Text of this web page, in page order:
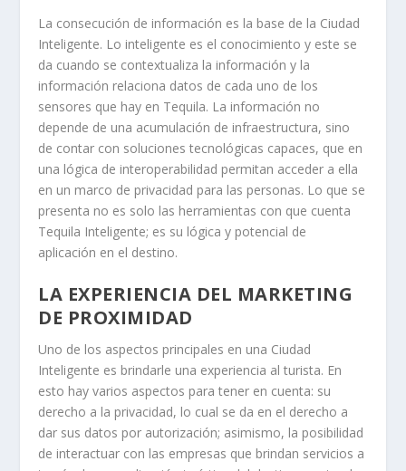
La consecución de información es la base de la Ciudad
Inteligente. Lo inteligente es el conocimiento y este se
da cuando se contextualiza la información y la
información relaciona datos de cada uno de los
sensores que hay en Tequila. La información no
depende de una acumulación de infraestructura, sino
de contar con soluciones tecnológicas capaces, que en
una lógica de interoperabilidad permitan acceder a ella
en un marco de privacidad para las personas. Lo que se
presenta no es solo las herramientas con que cuenta
Tequila Inteligente; es su lógica y potencial de
aplicación en el destino.
LA EXPERIENCIA DEL MARKETING
DE PROXIMIDAD
Uno de los aspectos principales en una Ciudad
Inteligente es brindarle una experiencia al turista. En
esto hay varios aspectos para tener en cuenta: su
derecho a la privacidad, lo cual se da en el derecho a
dar sus datos por autorización; asimismo, la posibilidad
de interactuar con las empresas que brindan servicios a